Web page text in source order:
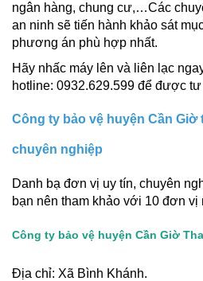
ngân hàng, chung cư,…Các
an ninh sẽ tiến hành khảo sát
phương án phù hợp nhất.
Hãy nhấc máy lên và liên lạc
hotline: 0932.629.599 để được
Công ty bảo vệ huyện Cần
chuyên nghiệp
Danh bạ đơn vị uy tín, chuyên
bạn nên tham khảo với 10 đơn vị
Công ty bảo vệ huyện Cần Giờ
Địa chỉ: Xã Bình Khánh.